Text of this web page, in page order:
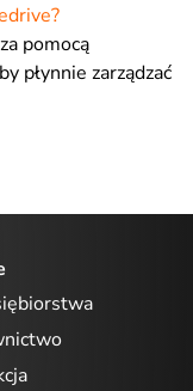
pomocą
płynnie zarządzać